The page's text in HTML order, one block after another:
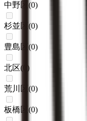
中野区 (0)
杉並区 (0)
豊島区 (0)
北区( )
荒川区 (0)
板橋区 (0)